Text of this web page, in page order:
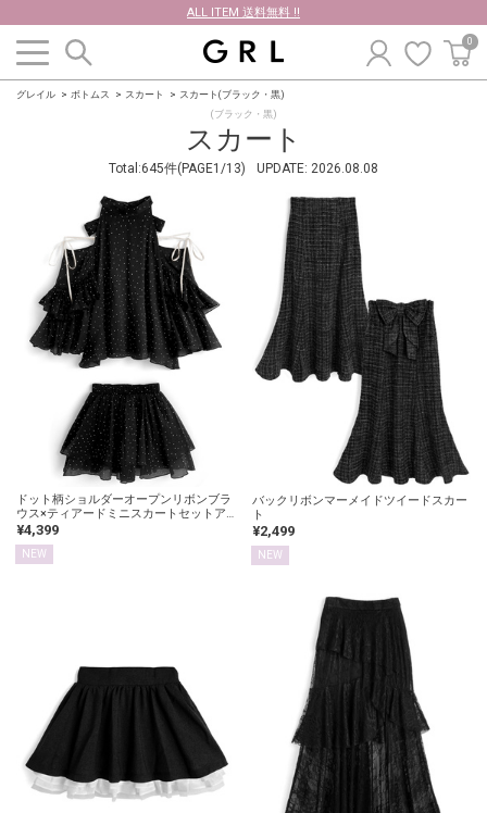
ALL ITEM 送料無料 !!
0
グレイル ボトムス スカート スカート(ブラック・黒)
スカート
(ブラック・黒)
Total:645件(PAGE1/13) UPDATE: 2026.08.08
ドット柄ショルダーオープンリボンブラ
ウス×ティアードミニスカートセットア
ップ
¥4,399
NEW
バックリボンマーメイドツイードスカー
ト
¥2,499
NEW